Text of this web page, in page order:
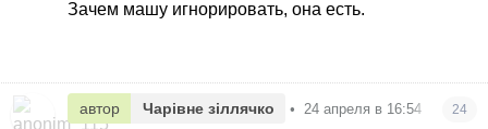
Зачем машу игнорировать, она есть.
автор Чарівне зіллячко • 24 апреля в 16:54 24